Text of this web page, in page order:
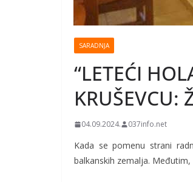
SARADNJA
“LETEĆI
04.09.2024. 037info.net
Kada se pomenu strani
balkanskih zemalja.